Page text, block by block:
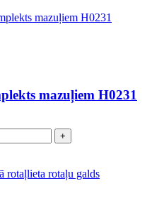
mazuļiem H0231